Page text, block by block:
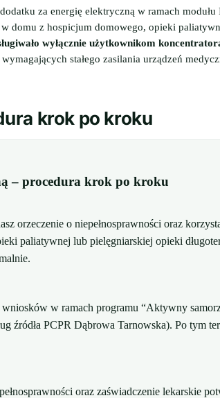
za energię elektryczną w ramach
domu z hospicjum domowego, opieki
wyłącznie użytkownikom
stałego zasilania urządzeń
krok po kroku
– procedura krok po kroku
orzeczenie o niepełnosprawności oraz
paliatywnej lub pielęgniarskiej opieki
w ramach programu “Aktywny
źródła PCPR Dąbrowa Tarnowska). Po tym
oraz zaświadczenie lekarskie